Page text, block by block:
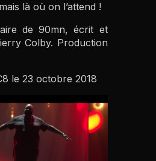
là où on l’attend !
de 90mn, écrit et
Colby. Production
le 23 octobre 2018